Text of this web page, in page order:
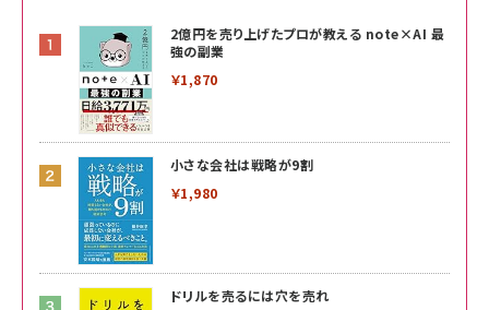
2億円を売り上げたプロが教える note×AI 最
強の副業
￥1,870
小さな会社は戦略が9割
￥1,980
ドリルを売るには穴を売れ